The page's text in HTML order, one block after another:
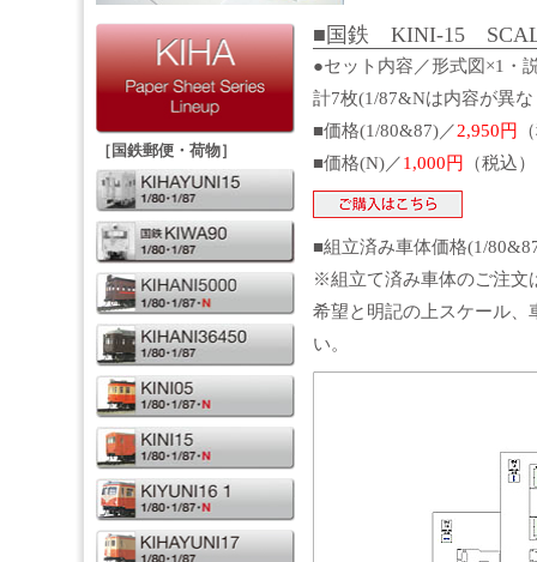
■国鉄 KINI-15
●セット内容／形式図×1
計7枚(1/87&Nは内容が異
■価格(1/80&87)／2,950円
■価格(N)／1,000円 （税込
■組立済み車体価格(1/
※組立て済み車体のご注文
希望と明記の上スケール、
い。
［国鉄郵便・荷物］